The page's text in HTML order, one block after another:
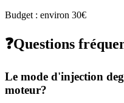
Budget : environ 30€
❓Questions
Le mode d'injection
moteur?